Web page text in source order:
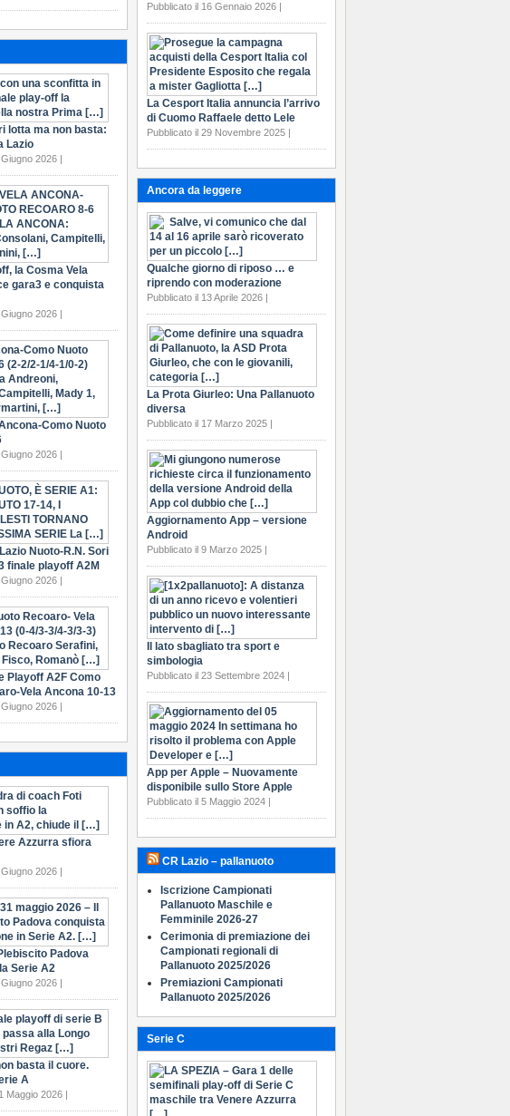
Pubblicato il 16 Gennaio 2026 |
La Cesport Italia annuncia l’arrivo
di Cuomo Raffaele detto Lele
Pubblicato il 29 Novembre 2025 |
Ancora da leggere
Qualche giorno di riposo … e
riprendo con moderazione
Pubblicato il 13 Aprile 2026 |
La Prota Giurleo: Una Pallanuoto
diversa
Pubblicato il 17 Marzo 2025 |
Aggiornamento App – versione
Android
Pubblicato il 9 Marzo 2025 |
Il lato sbagliato tra sport e
simbologia
Pubblicato il 23 Settembre 2024 |
App per Apple – Nuovamente
disponibile sullo Store Apple
Pubblicato il 5 Maggio 2024 |
CR Lazio – pallanuoto
Iscrizione Campionati
Pallanuoto Maschile e
Femminile 2026-27
Cerimonia di premiazione dei
Campionati regionali di
Pallanuoto 2025/2026
Premiazioni Campionati
Pallanuoto 2025/2026
Serie C
lotta ma non basta:
Lazio
2026 |
la Cosma Vela
gara3 e conquista
2026 |
Como Nuoto
2026 |
Nuoto-R.N. Sori
finale playoff A2M
2026 |
Playoff A2F Como
Vela Ancona 10-13
2026 |
Azzurra sfiora
2026 |
Padova
Serie A2
2026 |
basta il cuore.
A
Maggio 2026 |